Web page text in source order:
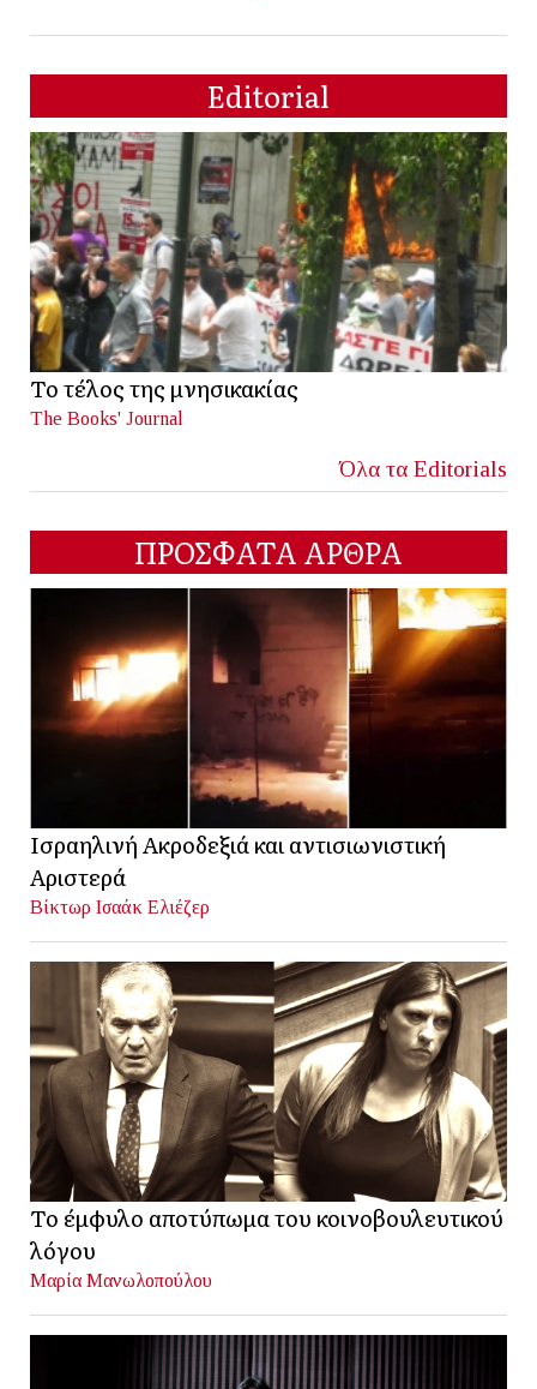
Editorial
Το τέλος της μνησικακίας
The Books' Journal
Όλα τα Editorials
ΠΡΟΣΦΑΤΑ ΑΡΘΡΑ
Ισραηλινή Ακροδεξιά και αντισιωνιστική
Αριστερά
Βίκτωρ Ισαάκ Ελιέζερ
Το έμφυλο αποτύπωμα του κοινοβουλευτικού
λόγου
Μαρία Μανωλοπούλου